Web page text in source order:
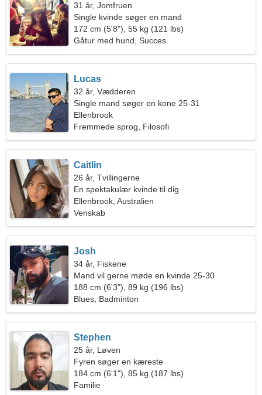
31 år, Jomfruen
Single kvinde søger en mand
172 cm (5'8"), 55 kg (121 lbs)
Gåtur med hund, Succes
Lucas
32 år, Vædderen
Single mand søger en kone 25-31
Ellenbrook
Fremmede sprog, Filosofi
Caitlin
26 år, Tvillingerne
En spektakulær kvinde til dig
Ellenbrook, Australien
Venskab
Josh
34 år, Fiskene
Mand vil gerne møde en kvinde 25-30
188 cm (6'3"), 89 kg (196 lbs)
Blues, Badminton
Stephen
25 år, Løven
Fyren søger en kæreste
184 cm (6'1"), 85 kg (187 lbs)
Familie